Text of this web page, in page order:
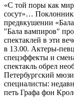
«С той поры как
сосут»…
предвкушении
"Бала вампиров"
спектаклей в эти
в 13.00. Актеры-
спецэффекты и
спектакль обрел
Петербургский
специалисты:
петь Графа фон